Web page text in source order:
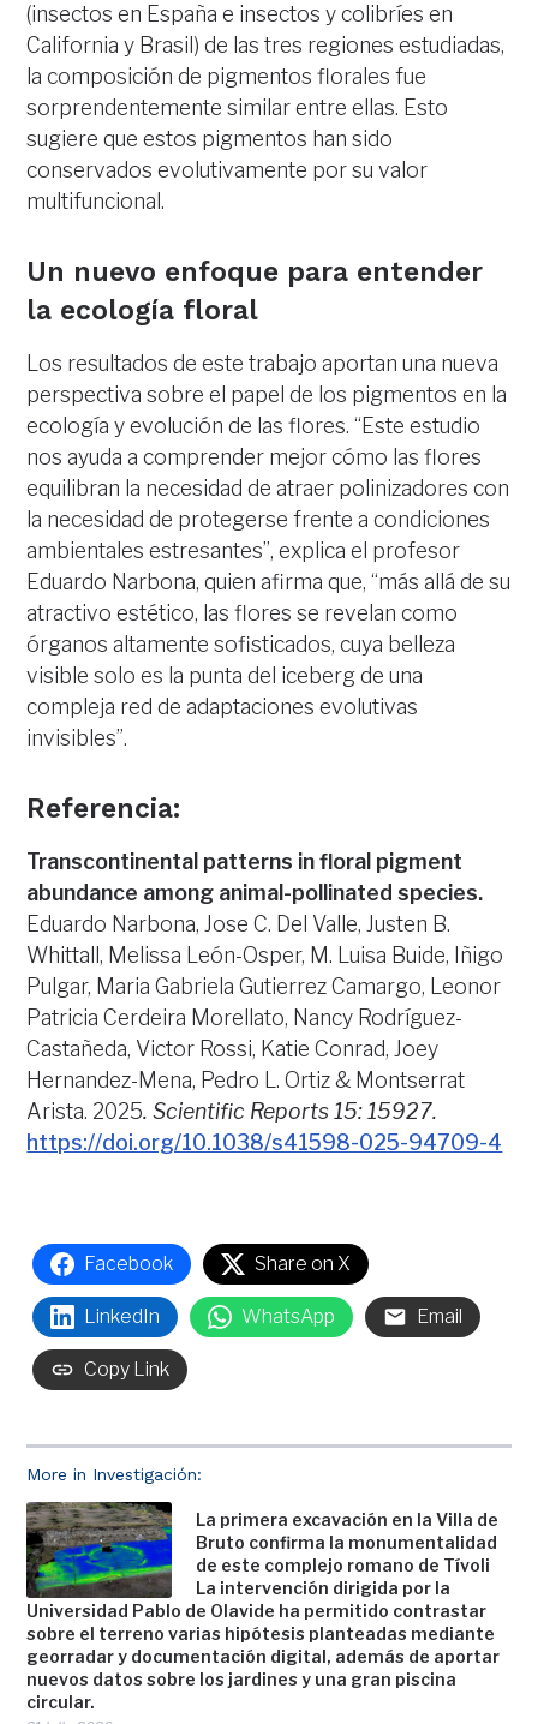
More in Investigación:
La primera excavación en la Villa de
Bruto confirma la monumentalidad
de este complejo romano de Tívoli
La intervención dirigida por la
Universidad Pablo de Olavide ha permitido contrastar
sobre el terreno varias hipótesis planteadas mediante
georradar y documentación digital, además de aportar
nuevos datos sobre los jardines y una gran piscina
circular.
(insectos en España e insectos y colibríes en
California y Brasil) de las tres regiones estudiadas,
la composición de pigmentos florales fue
sorprendentemente similar entre ellas. Esto
sugiere que estos pigmentos han sido
conservados evolutivamente por su valor
multifuncional.
Un nuevo enfoque para entender
la ecología floral
Los resultados de este trabajo aportan una nueva
perspectiva sobre el papel de los pigmentos en la
ecología y evolución de las flores. “Este estudio
nos ayuda a comprender mejor cómo las flores
equilibran la necesidad de atraer polinizadores con
la necesidad de protegerse frente a condiciones
ambientales estresantes”, explica el profesor
Eduardo Narbona, quien afirma que, “más allá de su
atractivo estético, las flores se revelan como
órganos altamente sofisticados, cuya belleza
visible solo es la punta del iceberg de una
compleja red de adaptaciones evolutivas
invisibles”.
Referencia:
Transcontinental patterns in floral pigment
abundance among animal-pollinated species.
Eduardo Narbona, Jose C. Del Valle, Justen B.
Whittall, Melissa León-Osper, M. Luisa Buide, Iñigo
Pulgar, Maria Gabriela Gutierrez Camargo, Leonor
Patricia Cerdeira Morellato, Nancy Rodríguez-
Castañeda, Victor Rossi, Katie Conrad, Joey
Hernandez-Mena, Pedro L. Ortiz & Montserrat
Arista. 2025. Scientific Reports 15: 15927.
https://doi.org/10.1038/s41598-025-94709-4
Facebook Share on X
LinkedIn WhatsApp Email
Copy Link